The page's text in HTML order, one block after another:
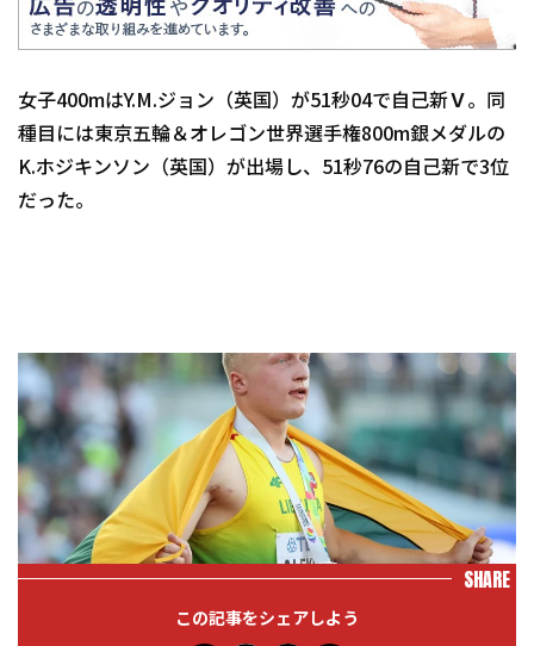
女子400mはY.M.ジョン（英国）が51秒04で自己新Ｖ。同
種目には東京五輪＆オレゴン世界選手権800m銀メダルの
K.ホジキンソン（英国）が出場し、51秒76の自己新で3位
だった。
SHARE
この記事をシェアしよう